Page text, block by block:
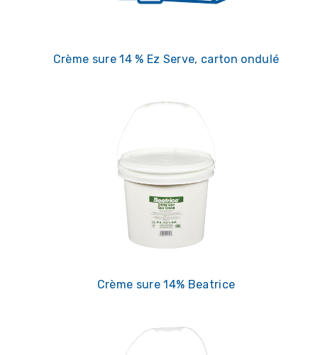
Crème sure 14 % Ez Serve, carton ondulé
Crème sure 14% Beatrice